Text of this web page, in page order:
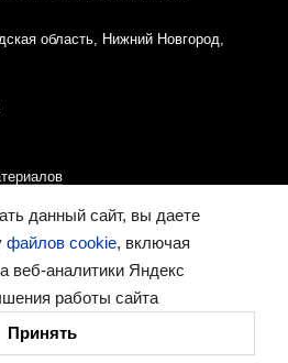
область, Нижний Новгород,
«cookies»-файлов
16+
данный сайт, вы даете
файлов cookie, включая
веб-аналитики Яндекс
работы сайта
Принять